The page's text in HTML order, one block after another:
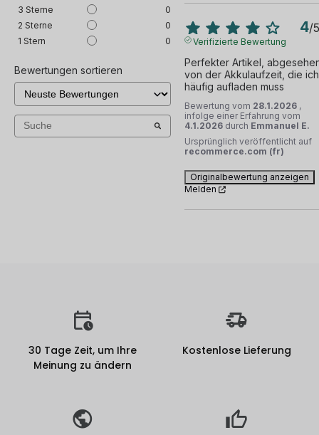
3 Sterne
0
2 Sterne
0
1 Stern 0
Bewertungen sortieren
4/5
Verifizierte Bewertung
Perfekter Artikel,
von der Akkulaufzeit, die ich
häufig aufladen muss
Bewertung vom 28.1.2026 ,
infolge einer Erfahrung vom
4.1.2026 durch Emmanuel E.
Ursprünglich veröffentlicht auf
recommerce.com (fr)
Originalbewertung anzeigen
Melden
30 Tage Zeit, um Ihre
Meinung zu ändern
Kostenlose Lieferung